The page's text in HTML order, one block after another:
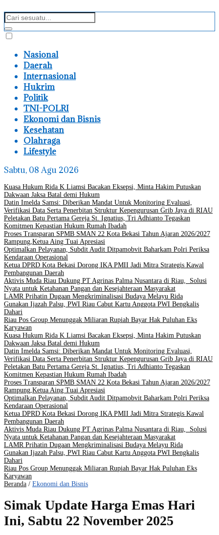
Nasional
Daerah
Internasional
Hukrim
Politik
TNI-POLRI
Ekonomi dan Bisnis
Kesehatan
Olahraga
Lifestyle
Sabtu, 08 Agu 2026
Kuasa Hukum Rida K Liamsi Bacakan Eksepsi, Minta Hakim Putuskan
Dakwaan Jaksa Batal demi Hukum
Datin Imelda Samsi: Diberikan Mandat Untuk Monitoring Evaluasi,
Verifikasi Data Serta Penerbitan Struktur Kepengurusan Grib Jaya di RIAU
Peletakan Batu Pertama Gereja St. Ignatius, Tri Adhianto Tegaskan
Komitmen Kepastian Hukum Rumah Ibadah
Proses Transparan SPMB SMAN 22 Kota Bekasi Tahun Ajaran 2026/2027
Rampung,Ketua Aing Tuai Apresiasi
Optimalkan Pelayanan, Subdit Audit Ditpamobvit Baharkam Polri Periksa
Kendaraan Operasional
Ketua DPRD Kota Bekasi Dorong IKA PMII Jadi Mitra Strategis Kawal
Pembangunan Daerah
Aktivis Muda Riau Dukung PT Agrinas Palma Nusantara di Riau, Solusi
Nyata untuk Ketahanan Pangan dan Kesejahteraan Masyarakat
LAMR Prihatin Dugaan Mengkriminalisasi Budaya Melayu Rida
Gunakan Ijazah Palsu, PWI Riau Cabut Kartu Anggota PWI Bengkalis
Dahari
Riau Pos Group Menunggak Miliaran Rupiah Bayar Hak Puluhan Eks
Karyawan
Kuasa Hukum Rida K Liamsi Bacakan Eksepsi, Minta Hakim Putuskan
Dakwaan Jaksa Batal demi Hukum
Datin Imelda Samsi: Diberikan Mandat Untuk Monitoring Evaluasi,
Verifikasi Data Serta Penerbitan Struktur Kepengurusan Grib Jaya di RIAU
Peletakan Batu Pertama Gereja St. Ignatius, Tri Adhianto Tegaskan
Komitmen Kepastian Hukum Rumah Ibadah
Proses Transparan SPMB SMAN 22 Kota Bekasi Tahun Ajaran 2026/2027
Rampung,Ketua Aing Tuai Apresiasi
Optimalkan Pelayanan, Subdit Audit Ditpamobvit Baharkam Polri Periksa
Kendaraan Operasional
Ketua DPRD Kota Bekasi Dorong IKA PMII Jadi Mitra Strategis Kawal
Pembangunan Daerah
Aktivis Muda Riau Dukung PT Agrinas Palma Nusantara di Riau, Solusi
Nyata untuk Ketahanan Pangan dan Kesejahteraan Masyarakat
LAMR Prihatin Dugaan Mengkriminalisasi Budaya Melayu Rida
Gunakan Ijazah Palsu, PWI Riau Cabut Kartu Anggota PWI Bengkalis
Dahari
Riau Pos Group Menunggak Miliaran Rupiah Bayar Hak Puluhan Eks
Karyawan
Beranda / Ekonomi dan Bisnis
Simak Update Harga Emas Hari
Ini, Sabtu 22 November 2025